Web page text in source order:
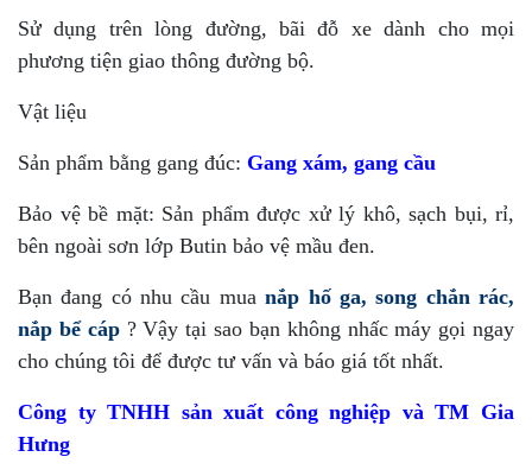
Sử dụng trên lòng đường, bãi đỗ xe dành cho mọi
phương tiện giao thông đường bộ.
Vật liệu
Sản phẩm bằng gang đúc: Gang xám, gang cầu
Bảo vệ bề mặt: Sản phẩm được xử lý khô, sạch bụi, rỉ,
bên ngoài sơn lớp Butin bảo vệ mầu đen.
Bạn đang có nhu cầu muanắp hố ga, song chắn rác,
nắp bể cáp? Vậy tại sao bạn không nhấc máy gọi ngay
cho chúng tôi để được tư vấn và báo giá tốt nhất.
Công ty TNHH sản xuất công nghiệp và TM Gia
Hưng